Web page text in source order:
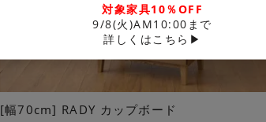
[幅70cm] RADY カップボード
対象家具10％OFF
9/8(火)AM10:00まで
詳しくはこちら▶